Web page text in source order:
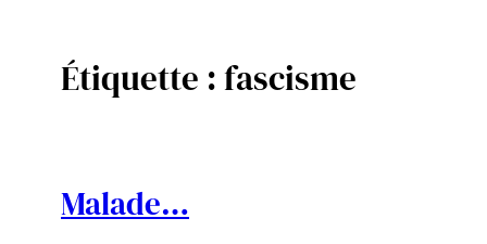
Étiquette :fascisme
Malade…